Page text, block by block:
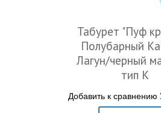
Табурет "Пуф
Полубарный
Лагун/черный
тип К
Добавить к сравнению